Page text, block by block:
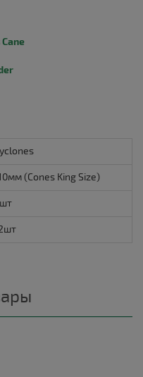
(Cones King Size)